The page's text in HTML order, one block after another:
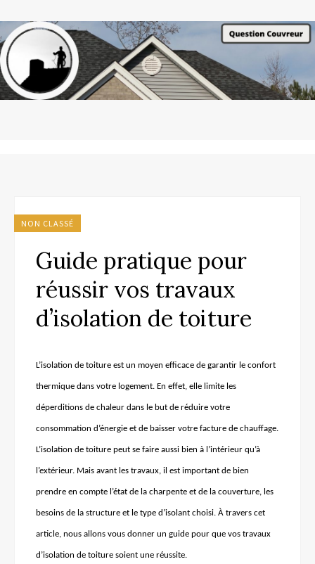
NON CLASSÉ
Guide pratique pour
réussir vos travaux
d’isolation de toiture
L’isolation de toiture est un moyen efficace de garantir le confort
thermique dans votre logement. En effet, elle limite les
déperditions de chaleur dans le but de réduire votre
consommation d’énergie et de baisser votre facture de chauffage.
L’isolation de toiture peut se faire aussi bien à l’intérieur qu’à
l’extérieur. Mais avant les travaux, il est important de bien
prendre en compte l’état de la charpente et de la couverture, les
besoins de la structure et le type d’isolant choisi. À travers cet
article, nous allons vous donner un guide pour que vos travaux
d’isolation de toiture soient une réussite.